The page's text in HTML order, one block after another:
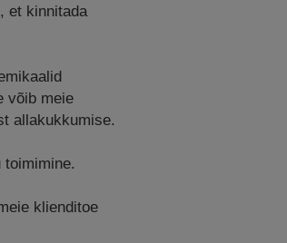
et kinnitada
võib meie
allakukkumise.
klienditoe